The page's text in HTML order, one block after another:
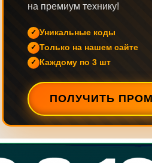
на премиум технику!
Уникальные коды
Только на нашем сайте
Каждому по 3 шт
ПОЛУЧИТЬ